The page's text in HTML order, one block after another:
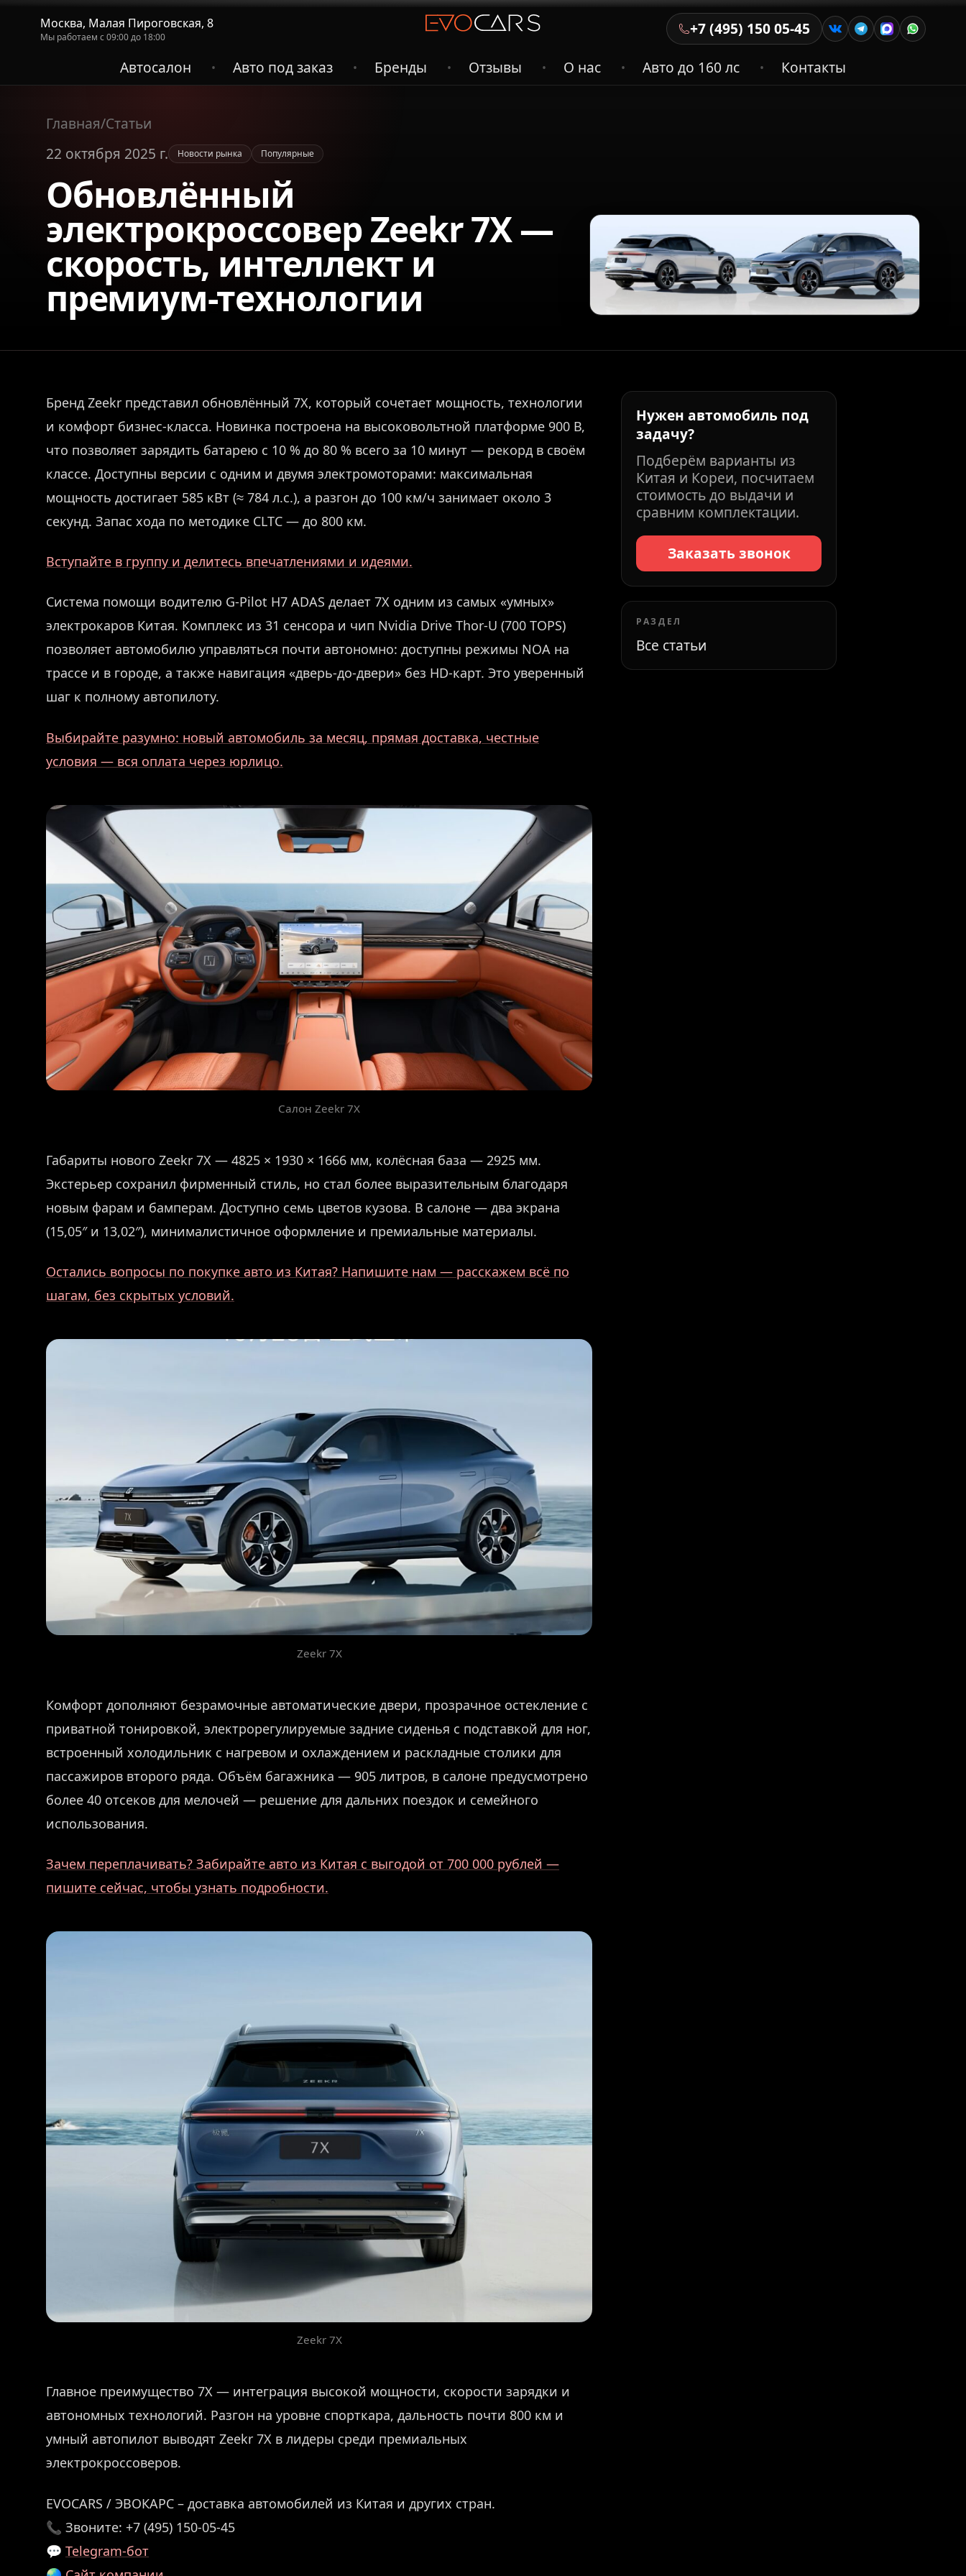
Москва, Малая Пироговская, 8
Мы работаем с 09:00 до 18:00
+7 (495) 150 05-45
Автосалон
• Авто под заказ • Бренды • Отзывы • О нас • Авто до 160 лс • Контакты
Главная/Статьи
22 октября 2025 г.
Новости рынка Популярные
Обновлённый
электрокроссовер Zeekr 7X —
скорость, интеллект и
премиум-технологии
Бренд Zeekr представил обновлённый 7X, который сочетает мощность, технологии
и комфорт бизнес-класса. Новинка построена на высоковольтной платформе 900 В,
что позволяет зарядить батарею с 10 % до 80 % всего за 10 минут — рекорд в своём
классе. Доступны версии с одним и двумя электромоторами: максимальная
мощность достигает 585 кВт (≈ 784 л.с.), а разгон до 100 км/ч занимает около 3
секунд. Запас хода по методике CLTC — до 800 км.
Вступайте в группу и делитесь впечатлениями и идеями.
Система помощи водителю G-Pilot H7 ADAS делает 7X одним из самых «умных»
электрокаров Китая. Комплекс из 31 сенсора и чип Nvidia Drive Thor-U (700 TOPS)
позволяет автомобилю управляться почти автономно: доступны режимы NOA на
трассе и в городе, а также навигация «дверь-до-двери» без HD-карт. Это уверенный
шаг к полному автопилоту.
Выбирайте разумно: новый автомобиль за месяц, прямая доставка, честные
условия — вся оплата через юрлицо.
Салон Zeekr 7X
Габариты нового Zeekr 7X — 4825 × 1930 × 1666 мм, колёсная база — 2925 мм.
Экстерьер сохранил фирменный стиль, но стал более выразительным благодаря
новым фарам и бамперам. Доступно семь цветов кузова. В салоне — два экрана
(15,05″ и 13,02″), минималистичное оформление и премиальные материалы.
Остались вопросы по покупке авто из Китая? Напишите нам — расскажем всё по
шагам, без скрытых условий.
Zeekr 7X
Комфорт дополняют безрамочные автоматические двери, прозрачное остекление с
приватной тонировкой, электрорегулируемые задние сиденья с подставкой для ног,
встроенный холодильник с нагревом и охлаждением и раскладные столики для
пассажиров второго ряда. Объём багажника — 905 литров, в салоне предусмотрено
более 40 отсеков для мелочей — решение для дальних поездок и семейного
использования.
Зачем переплачивать? Забирайте авто из Китая с выгодой от 700 000 рублей —
пишите сейчас, чтобы узнать подробности.
Zeekr 7X
Главное преимущество 7X — интеграция высокой мощности, скорости зарядки и
автономных технологий. Разгон на уровне спорткара, дальность почти 800 км и
умный автопилот выводят Zeekr 7X в лидеры среди премиальных
электрокроссоверов.
EVOCARS / ЭВОКАРС – доставка автомобилей из Китая и других стран.
📞 Звоните: +7 (495) 150-05-45
💬 Telegram-бот
Нужен автомобиль под
задачу?
Подберём варианты из
Китая и Кореи, посчитаем
стоимость до выдачи и
сравним комплектации.
Заказать звонок
РАЗДЕЛ
Все статьи